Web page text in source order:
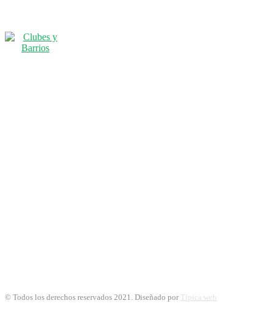
© Todos los derechos reservados 2021. Diseñado por Típica web